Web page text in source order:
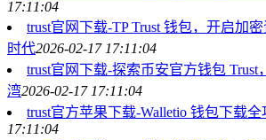
17:11:04
trust官网下载-TP Trust 钱包，开启加
时代2026-02-17 17:11:04
trust官网下载-探索币安官方钱包
湾2026-02-17 17:11:04
trust官方苹果下载-Walletio 钱包下载全
17:11:04